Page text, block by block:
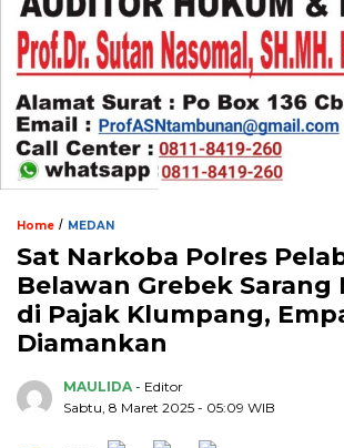
Home / MEDAN
Sat Narkoba Polres
Belawan Grebek Sarang
di Pajak Klumpang,
Diamankan
MAULIDA - Editor
Sabtu, 8 Maret 2025 - 05:09 WIB